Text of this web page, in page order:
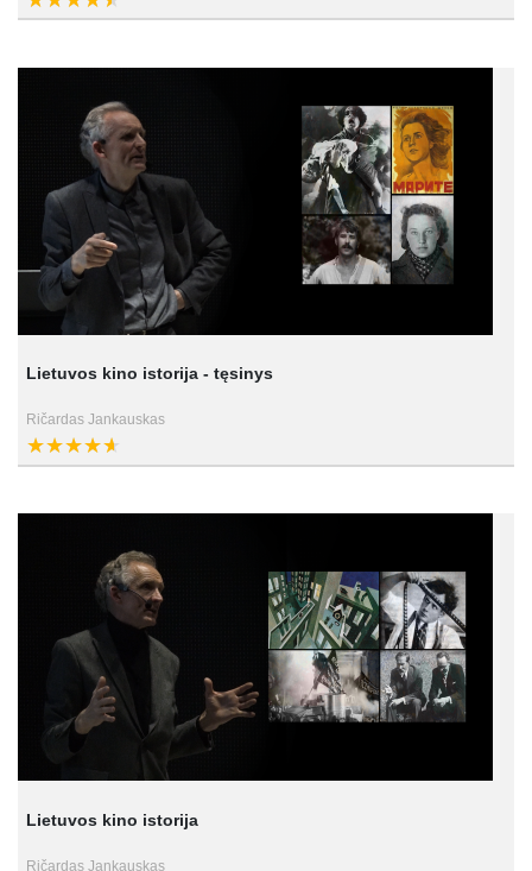
Lietuvos kino istorija - tęsinys
Ričardas Jankauskas
Lietuvos kino istorija
Ričardas Jankauskas